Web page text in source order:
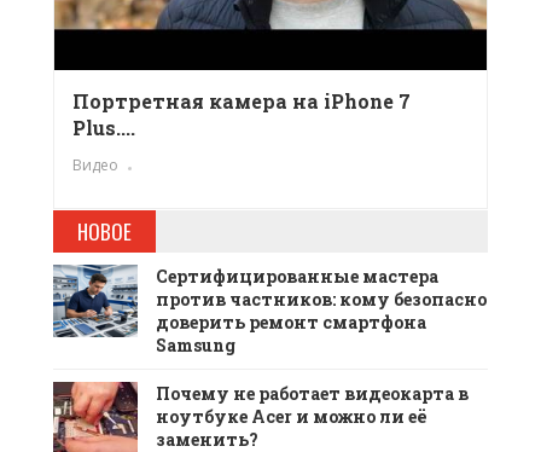
Портретная камера на iPhone 7
Plus....
Видео
НОВОЕ
Сертифицированные мастера
против частников: кому безопасно
доверить ремонт смартфона
Samsung
Почему не работает видеокарта в
ноутбуке Acer и можно ли её
заменить?